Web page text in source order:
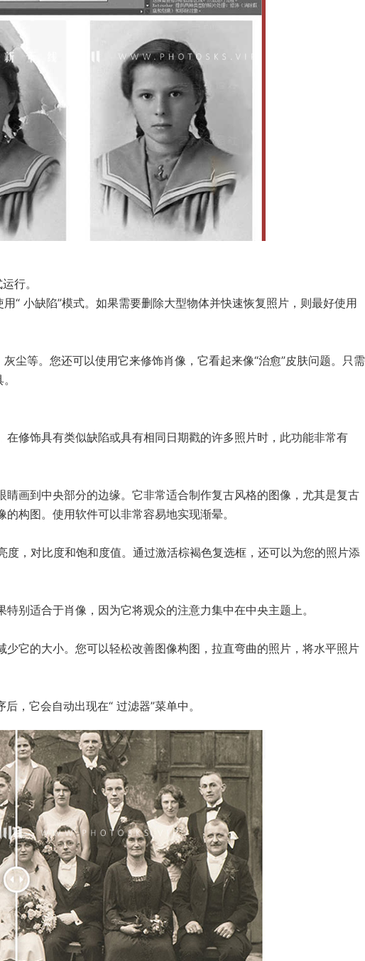
行。
“ 小缺陷”模式。如果需要删除大型物体并快速恢复照片，则最好使用
尘等。您还可以使用它来修饰肖像，它看起来像“治愈”皮肤问题。只需
修饰具有类似缺陷或具有相同日期戳的许多照片时，此功能非常有
画到中央部分的边缘。它非常适合制作复古风格的图像，尤其是复古
构图。使用软件可以非常容易地实现渐晕。
度，对比度和饱和度值。通过激活棕褐色复选框，还可以为您的照片添
别适合于肖像，因为它将观众的注意力集中在中央主题上。
它的大小。您可以轻松改善图像构图，拉直弯曲的照片，将水平照片
，它会自动出现在“ 过滤器”菜单中。